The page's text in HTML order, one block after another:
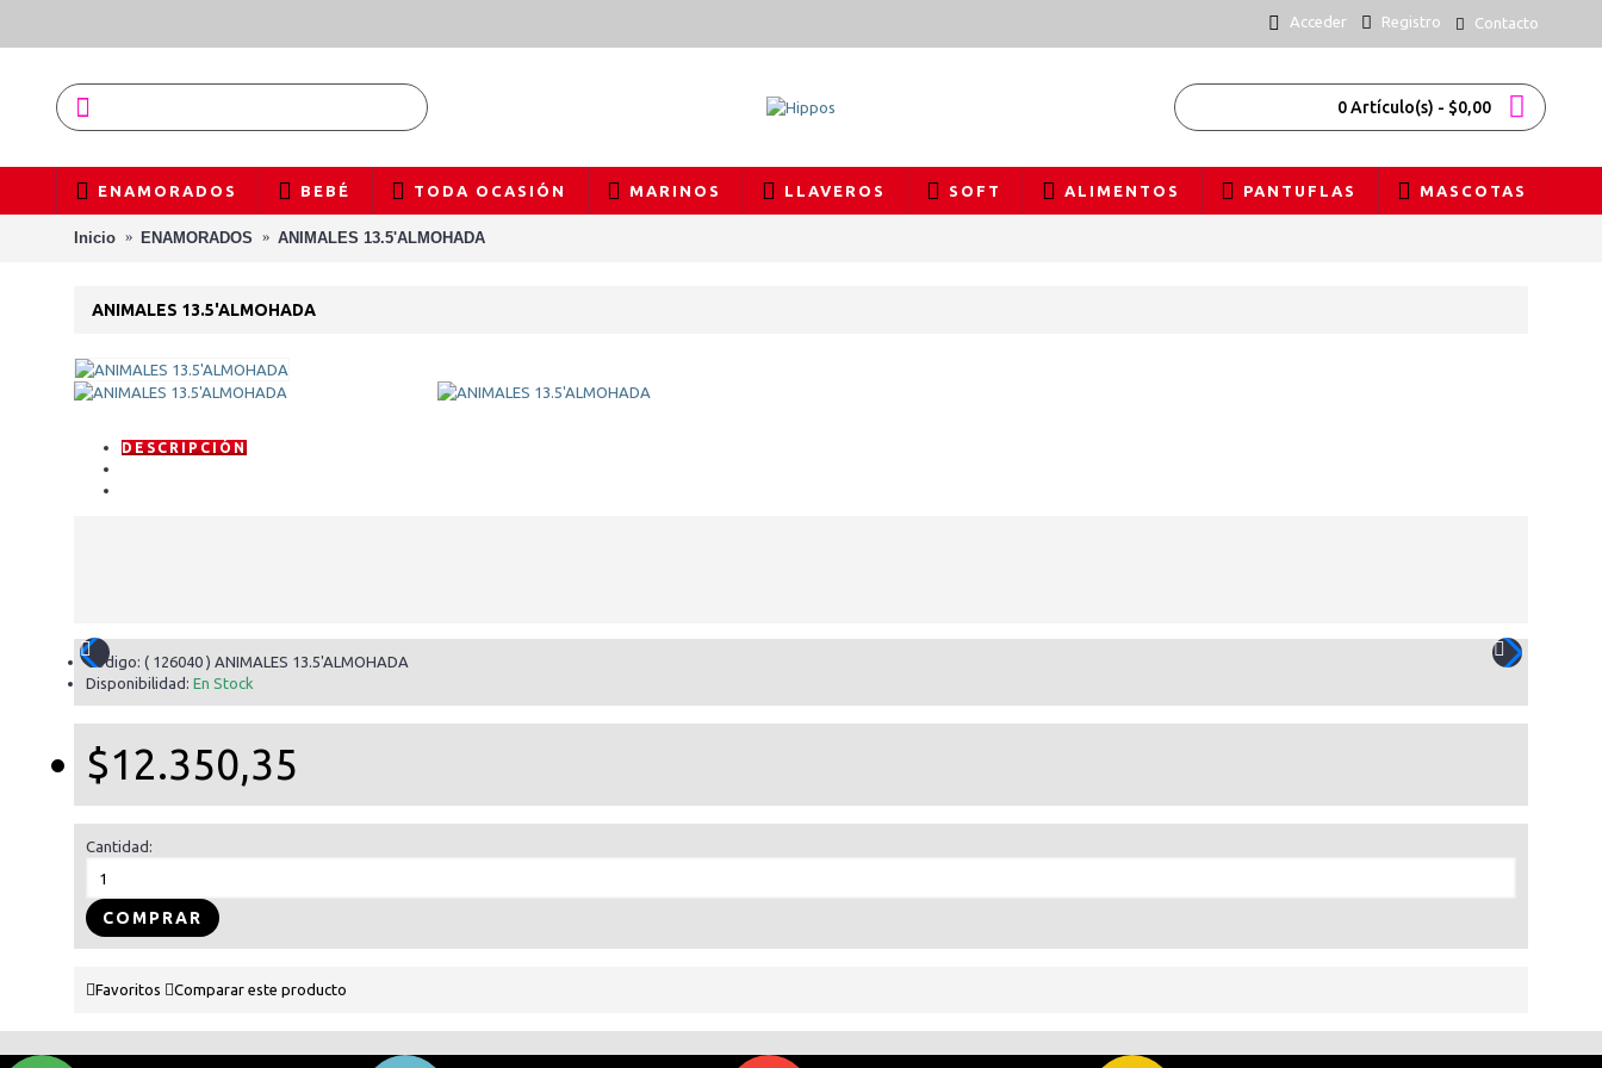
Acceder Registro Contacto
0 Artículo(s) - $0,00
ENAMORADOS BEBÉ TODA OCASIÓN MARINOS LLAVEROS SOFT ALIMENTOS PANTUFLAS MASCOTAS
Inicio ENAMORADOS ANIMALES 13.5'ALMOHADA
ANIMALES 13.5'ALMOHADA
DESCRIPCIÓN
Código: ( 126040 ) ANIMALES 13.5'ALMOHADA
Disponibilidad: En Stock
$12.350,35
Cantidad:
COMPRAR
Favoritos Comparar este producto